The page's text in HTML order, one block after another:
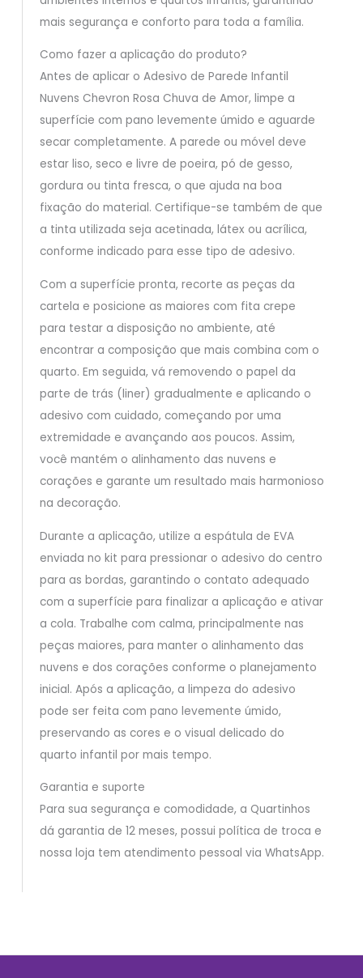
mais segurança e conforto para toda a família.
Como fazer a aplicação do produto?
Antes de aplicar o Adesivo de Parede Infantil
Nuvens Chevron Rosa Chuva de Amor, limpe a
superfície com pano levemente úmido e aguarde
secar completamente. A parede ou móvel deve
estar liso, seco e livre de poeira, pó de gesso,
gordura ou tinta fresca, o que ajuda na boa
fixação do material. Certifique-se também de que
a tinta utilizada seja acetinada, látex ou acrílica,
conforme indicado para esse tipo de adesivo.
Com a superfície pronta, recorte as peças da
cartela e posicione as maiores com fita crepe
para testar a disposição no ambiente, até
encontrar a composição que mais combina com o
quarto. Em seguida, vá removendo o papel da
parte de trás (liner) gradualmente e aplicando o
adesivo com cuidado, começando por uma
extremidade e avançando aos poucos. Assim,
você mantém o alinhamento das nuvens e
corações e garante um resultado mais harmonioso
na decoração.
Durante a aplicação, utilize a espátula de EVA
enviada no kit para pressionar o adesivo do centro
para as bordas, garantindo o contato adequado
com a superfície para finalizar a aplicação e ativar
a cola. Trabalhe com calma, principalmente nas
peças maiores, para manter o alinhamento das
nuvens e dos corações conforme o planejamento
inicial. Após a aplicação, a limpeza do adesivo
pode ser feita com pano levemente úmido,
preservando as cores e o visual delicado do
quarto infantil por mais tempo.
Garantia e suporte
Para sua segurança e comodidade, a Quartinhos
dá garantia de 12 meses, possui política de troca e
nossa loja tem atendimento pessoal via WhatsApp.